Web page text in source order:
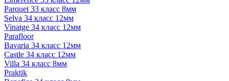
Parquet 33 класс 8мм
Selva 34 класс 12мм
Vinatge 34 класс 12мм
Parafloor
Bavaria 34 класс 12мм
Castle 34 класс 12мм
Villa 34 класс 8мм
Praktik